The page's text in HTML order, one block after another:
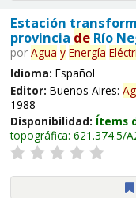
Estación
provincia deRío
por Agua y Energía
Idioma: Español
Editor: Buenos Aires:
1988
Disponibilidad: Ítems
topográfica: 621.374.5/